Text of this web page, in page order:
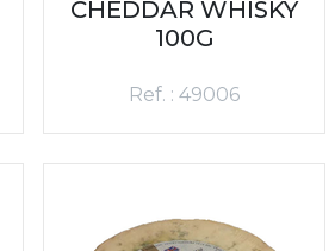
CHEDDAR WHISKY
100G
Ref. : 49006